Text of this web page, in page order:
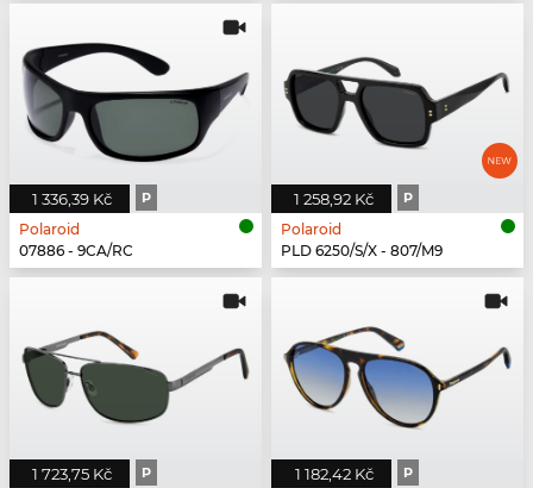
1 336,39 Kč P
Polaroid
07886 - 9CA/RC
1 258,92 Kč P
Polaroid
PLD 6250/S/X - 807/M9
1 723,75 Kč P 1 182,42 Kč P